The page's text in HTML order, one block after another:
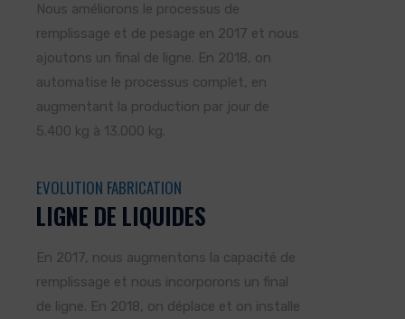
Nous améliorons le processus de
remplissage et de pesage en 2017 et nous
ajoutons un final de ligne. En 2018, on
automatise le processus complet, en
augmentant la production par jour de
5.400 kg à 13.000 kg.
EVOLUTION FABRICATION
LIGNE DE LIQUIDES
En 2017, nous augmentons la capacité de
remplissage et nous incorporons un final
de ligne. En 2018, on déplace et on installe